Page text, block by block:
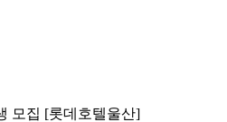
모집 [롯데호텔울산]